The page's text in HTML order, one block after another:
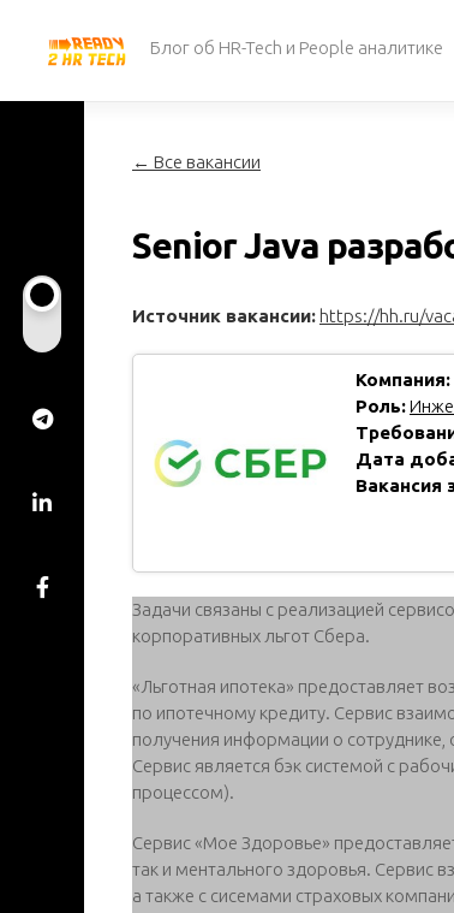
содержанию
Блог об HR-Tech и People аналитике
← Все вакансии
Senior Java
Источник вакансии: https://hh.ru/
Компания:
Роль:
Дата
Вакансия
Задачи связаны с реализацией
корпоративных льгот Сбера.
«Льготная ипотека» предоставляет
по ипотечному кредиту. Сервис
получения информации о сотруднике,
Сервис является бэк системой с
процессом).
Сервис «Мое Здоровье»
так и ментального здоровья. Сервис
а также с сисемами страховых